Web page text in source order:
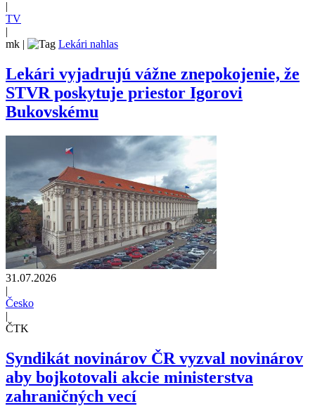
|
TV
|
mk | Lekári nahlas
Lekári vyjadrujú vážne znepokojenie, že
STVR poskytuje priestor Igorovi
Bukovskému
31.07.2026
|
Česko
|
ČTK
Syndikát novinárov ČR vyzval novinárov
aby bojkotovali akcie ministerstva
zahraničných vecí